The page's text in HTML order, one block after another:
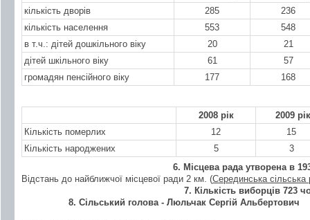
кількість дворів
285
236
кількість населення
553
548
в т.ч.: дітей дошкільного віку
20
21
дітей шкільного віку
61
57
громадян пенсійного віку
177 168
2008 рік
2009 рік
Кількість померлих
12
15
Кількість народжених
5
3
6. Місцева рада утворена в
Відстань до найближчої місцевої ради 2 км. (Серединська сільська
7. Кількість виборців 723
8. Сільський голова - Люльчак Сергій Альбертович